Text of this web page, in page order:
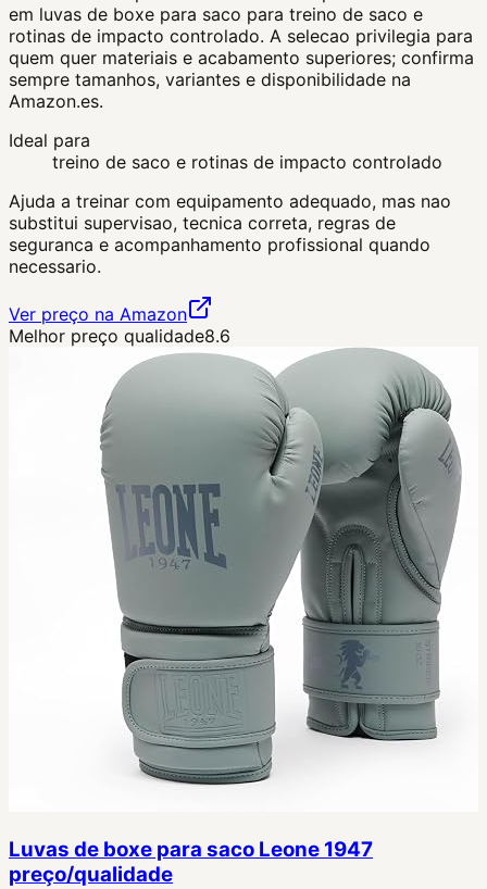
em luvas de boxe para saco para treino de saco e
rotinas de impacto controlado. A selecao privilegia para
quem quer materiais e acabamento superiores; confirma
sempre tamanhos, variantes e disponibilidade na
Amazon.es.
Ideal para
treino de saco e rotinas de impacto controlado
Ajuda a treinar com equipamento adequado, mas nao
substitui supervisao, tecnica correta, regras de
seguranca e acompanhamento profissional quando
necessario.
Ver preço na Amazon
Melhor preço qualidade8.6
Luvas de boxe para saco Leone 1947
preço/qualidade